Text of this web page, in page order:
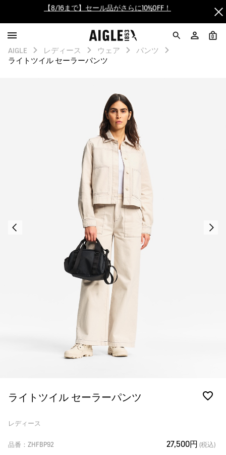
【最大50%OFF】FINAL SALEがスタート！
ログイン/会員登録で送料＆返品無料
AIGLE CLUB ポイントサービス終了のお知らせ
【最大50%OFF】FINAL SALEがスタート！
ログイン/会員登録で送料＆返品無料
AIGLE CLUB ポイントサービス終了のお知らせ
0
AIGLE レディース ウェア
パンツ
ライトツイル セーラーパンツ
ライトツイル セーラーパンツ
レディース
品番：ZHFBP92 27,500円 (税込)